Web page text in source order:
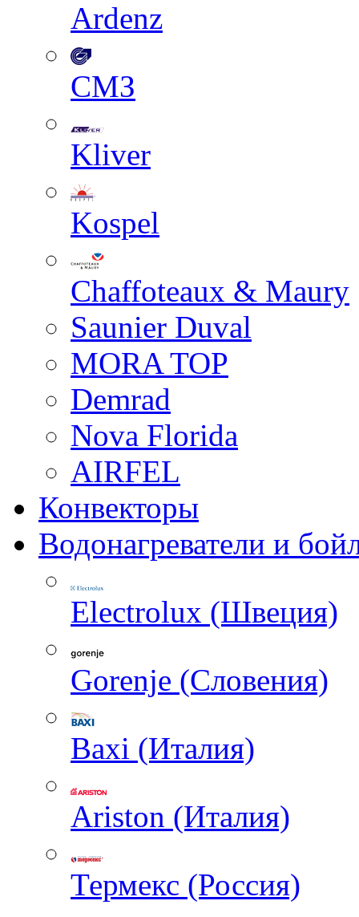
Ardenz
СМЗ
Kliver
Kospel
Chaffoteaux & Maury
Saunier Duval
MORA TOP
Demrad
Nova Florida
AIRFEL
Конвекторы
Водонагреватели и
Electrolux (Швеция)
Gorenje (Словения)
Baxi (Италия)
Ariston (Италия)
Термекс (Россия)